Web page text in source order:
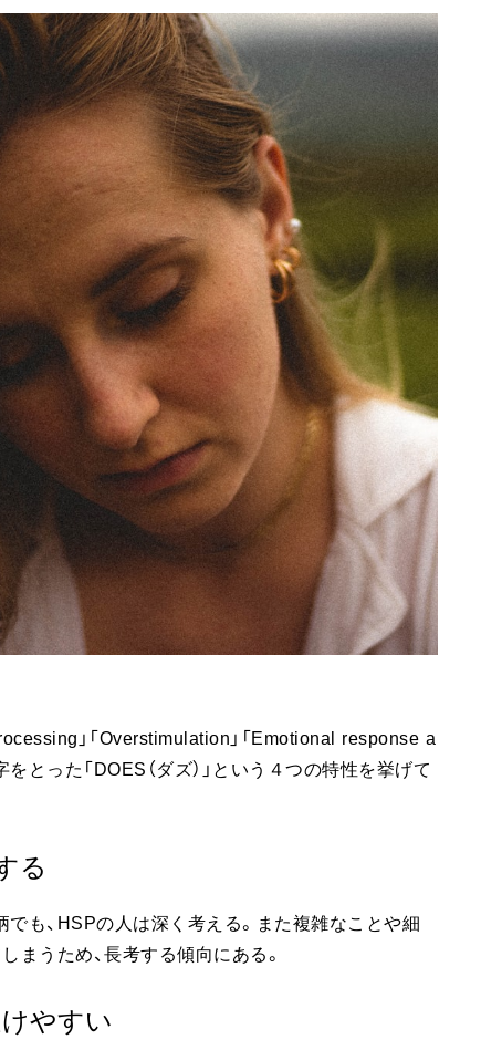
」「Overstimulation」「Emotional response a
とった「DOES（ダズ）」という４つの特性を挙げて
る
も、HSPの人は深く考える。また複雑なことや細
まうため、長考する傾向にある。
やすい